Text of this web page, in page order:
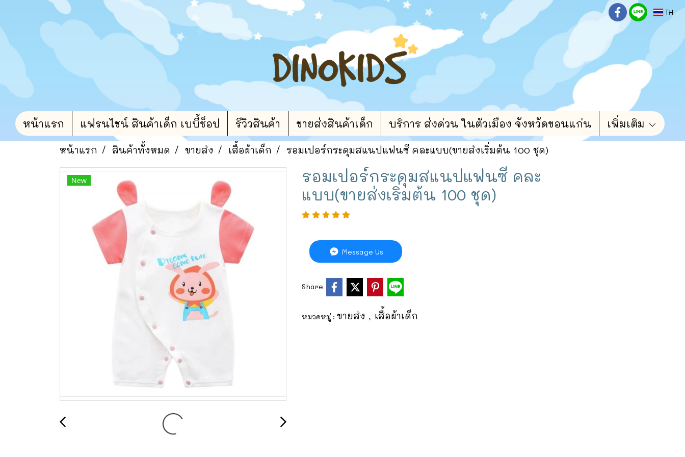
TH
หน้าแรก แฟรนไชน์ สินค้าเด็ก เบบี้ช็อป รีวิวสินค้า ขายส่งสินค้าเด็ก บริการ ส่งด่วน ในตัวเมือง จังหวัดขอนแก่น เพิ่มเติม
หน้าแรก สินค้าทั้งหมด ขายส่ง เสื้อผ้าเด็ก รอมเปอร์กระดุมสแนปแฟนซี คละแบบ(ขายส่งเริ่มต้น 100 ชุด)
New
รอมเปอร์กระดุมสแนปแฟนซี คละ
แบบ(ขายส่งเริ่มต้น 100 ชุด)
Message Us
Share
หมวดหมู่ : ขายส่ง , เสื้อผ้าเด็ก